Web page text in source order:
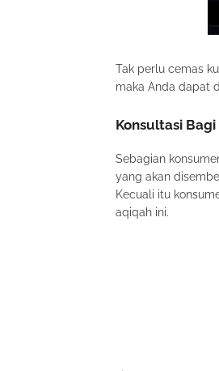
Tak perlu cemas
maka Anda dapat
Konsultasi
Sebagian
yang akan
Kecuali itu
aqiqah ini.